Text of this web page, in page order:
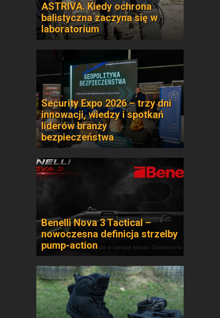
ASTRIVA. Kiedy ochrona
balistyczna zaczyna się w
laboratorium
Security Expo 2026 – trzy dni
innowacji, wiedzy i spotkań
liderów branży
bezpieczeństwa
Benelli Nova 3 Tactical –
nowoczesna definicja strzelby
pump-action